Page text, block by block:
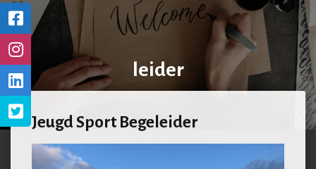
leider
Jeugd Sport Begeleider